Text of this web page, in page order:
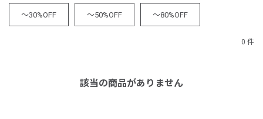
～30%OFF ～50%OFF ～80%OFF
0 件
該当の商品がありません